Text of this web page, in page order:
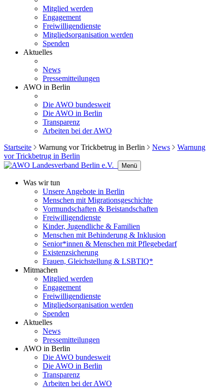
Mitglied werden
Engagement
Freiwilligendienste
Mitgliedsorganisation werden
Spenden
Aktuelles
News
Pressemitteilungen
AWO in Berlin
Die AWO bundesweit
Die AWO in Berlin
Transparenz
Arbeiten bei der AWO
Startseite
Warnung vor Trickbetrug in Berlin News
Warnung
vor Trickbetrug in Berlin
Menü
Was wir tun
Unsere Angebote in Berlin
Menschen mit Migrationsgeschichte
Vormundschaften & Beistandschaften
Freiwilligendienste
Kinder, Jugendliche & Familien
Menschen mit Behinderung & Inklusion
Senior*innen & Menschen mit Pflegebedarf
Existenzsicherung
Frauen, Gleichstellung & LSBTIQ*
Mitmachen
Mitglied werden
Engagement
Freiwilligendienste
Mitgliedsorganisation werden
Spenden
Aktuelles
News
Pressemitteilungen
AWO in Berlin
Die AWO bundesweit
Die AWO in Berlin
Transparenz
Arbeiten bei der AWO